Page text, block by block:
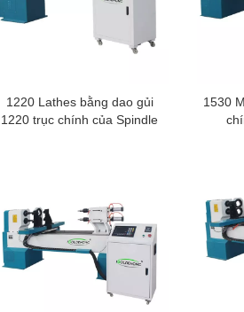
1220 Lathes bằng dao gủi
1220 trục chính của Spindle
1530